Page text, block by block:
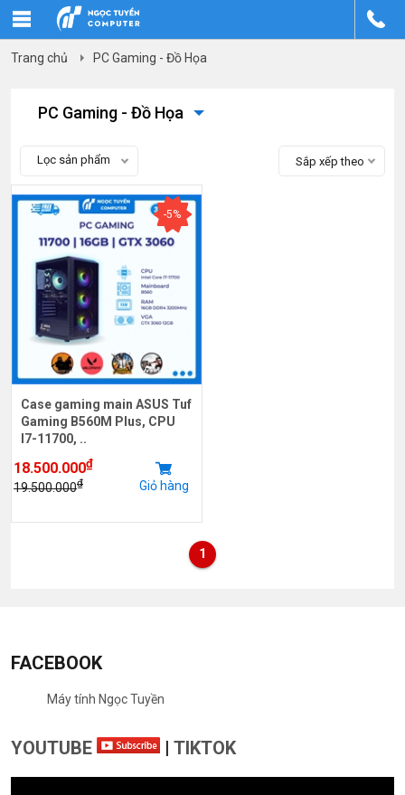
Trang chủ PC Gaming - Đồ Họa
PC Gaming - Đồ Họa
Lọc sản phẩm Sắp xếp theo
-5%
Case gaming main ASUS Tuf
Gaming B560M Plus, CPU
I7-11700, ..
18.500.000₫
19.500.000₫ Giỏ hàng
1
FACEBOOK
Máy tính Ngọc Tuyền
YOUTUBE | TIKTOK